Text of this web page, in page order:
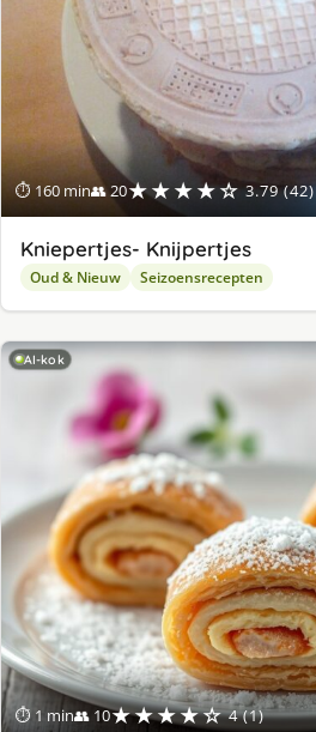
⏱ 160 min👥 20★★★★☆ 3.79 (42)
Kniepertjes- Knijpertjes
Oud & Nieuw Seizoensrecepten
AI-kok
⏱ 1 min👥 10★★★★☆ 4 (1)